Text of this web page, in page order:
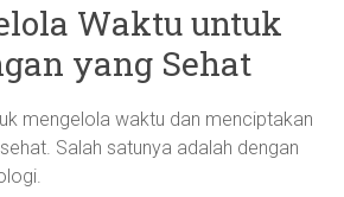
Waktu untuk
yang Sehat
mengelola waktu dan menciptakan
Salah satunya adalah dengan